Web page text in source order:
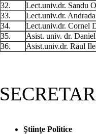
32.
Lect.univ.dr. Sandu
33.
Lect.univ.dr.
34.
Lect.univ.dr. Cornel
35.
Asist. univ. dr.
36.
Asist.univ.dr. Raul
Ştiinţe Politice